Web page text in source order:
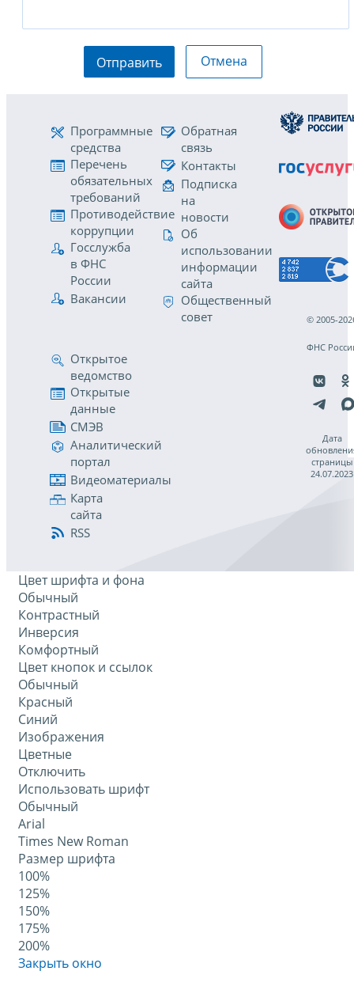
Отправить Отмена
Программные
средства
Перечень
обязательных
требований
Противодействие
коррупции
Госслужба
в ФНС
России
Вакансии
Обратная
связь
Контакты
Подписка
на
новости
Об
использовании
информации
сайта
Общественный
совет
Открытое
ведомство
Открытые
данные
СМЭВ
Аналитический
портал
Видеоматериалы
Карта
сайта
RSS
© 2005-
ФНС
Дата
страницы
24.07.2023
Цвет шрифта и фона
Обычный
Контрастный
Инверсия
Комфортный
Цвет кнопок и ссылок
Обычный
Красный
Синий
Изображения
Цветные
Отключить
Использовать шрифт
Обычный
Arial
Times New Roman
Размер шрифта
100%
125%
150%
175%
200%
Закрыть окно